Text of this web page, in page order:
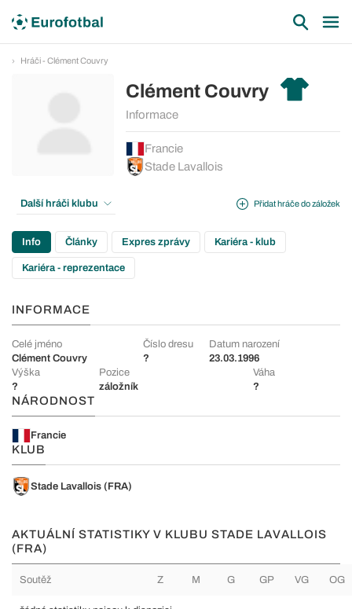
Hráči - Clément Couvry
Clément Couvry
Informace
Francie
Stade Lavallois
Přidat hráče do záložek
Další hráči klubu
Info Články Expres zprávy Kariéra - klub
Kariéra - reprezentace
INFORMACE
Celé jméno
Clément Couvry
Číslo dresu
?
Datum narození
23.03.1996
Výška
?
Pozice
záložník
Váha
?
NÁRODNOST
Francie
KLUB
Stade Lavallois (FRA)
AKTUÁLNÍ STATISTIKY V KLUBU STADE LAVALLOIS
(FRA)
Soutěž Z M G GP VG OG